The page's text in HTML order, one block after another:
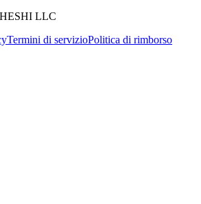
LLC
Termini di servizioPolitica di rimborso